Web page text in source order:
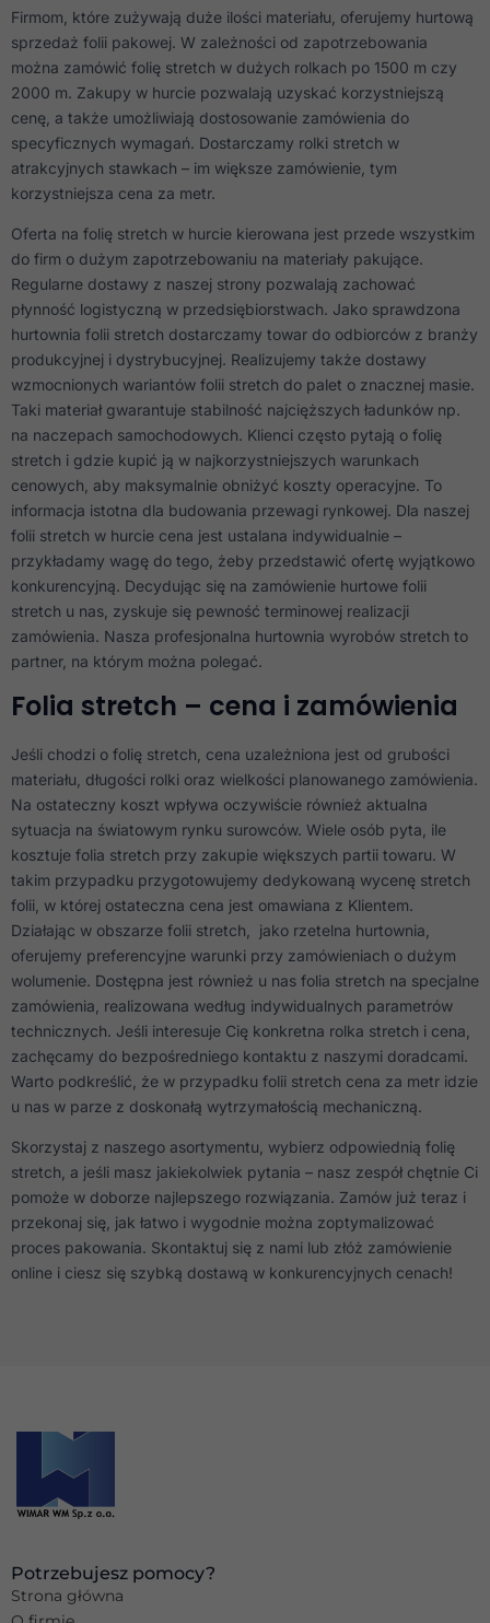
Firmom, które zużywają duże ilości materiału, oferujemy hurtową
sprzedaż folii pakowej. W zależności od zapotrzebowania
można zamówić folię stretch w dużych rolkach po 1500 m czy
2000 m. Zakupy w hurcie pozwalają uzyskać korzystniejszą
cenę, a także umożliwiają dostosowanie zamówienia do
specyficznych wymagań. Dostarczamy rolki stretch w
atrakcyjnych stawkach – im większe zamówienie, tym
korzystniejsza cena za metr.
Oferta na folię stretch w hurcie kierowana jest przede wszystkim
do firm o dużym zapotrzebowaniu na materiały pakujące.
Regularne dostawy z naszej strony pozwalają zachować
płynność logistyczną w przedsiębiorstwach. Jako sprawdzona
hurtownia folii stretch dostarczamy towar do odbiorców z branży
produkcyjnej i dystrybucyjnej. Realizujemy także dostawy
wzmocnionych wariantów folii stretch do palet o znacznej masie.
Taki materiał gwarantuje stabilność najcięższych ładunków np.
na naczepach samochodowych. Klienci często pytają o folię
stretch i gdzie kupić ją w najkorzystniejszych warunkach
cenowych, aby maksymalnie obniżyć koszty operacyjne. To
informacja istotna dla budowania przewagi rynkowej. Dla naszej
folii stretch w hurcie cena jest ustalana indywidualnie –
przykładamy wagę do tego, żeby przedstawić ofertę wyjątkowo
konkurencyjną. Decydując się na zamówienie hurtowe folii
stretch u nas, zyskuje się pewność terminowej realizacji
zamówienia. Nasza profesjonalna hurtownia wyrobów stretch to
partner, na którym można polegać.
Folia stretch – cena i zamówienia
Jeśli chodzi o folię stretch, cena uzależniona jest od grubości
materiału, długości rolki oraz wielkości planowanego zamówienia.
Na ostateczny koszt wpływa oczywiście również aktualna
sytuacja na światowym rynku surowców. Wiele osób pyta, ile
kosztuje folia stretch przy zakupie większych partii towaru. W
takim przypadku przygotowujemy dedykowaną wycenę stretch
folii, w której ostateczna cena jest omawiana z Klientem.
Działając w obszarze folii stretch, jako rzetelna hurtownia,
oferujemy preferencyjne warunki przy zamówieniach o dużym
wolumenie. Dostępna jest również u nas folia stretch na specjalne
zamówienia, realizowana według indywidualnych parametrów
technicznych. Jeśli interesuje Cię konkretna rolka stretch i cena,
zachęcamy do bezpośredniego kontaktu z naszymi doradcami.
Warto podkreślić, że w przypadku folii stretch cena za metr idzie
u nas w parze z doskonałą wytrzymałością mechaniczną.
Skorzystaj z naszego asortymentu, wybierz odpowiednią folię
stretch, a jeśli masz jakiekolwiek pytania – nasz zespół chętnie Ci
pomoże w doborze najlepszego rozwiązania. Zamów już teraz i
przekonaj się, jak łatwo i wygodnie można zoptymalizować
proces pakowania. Skontaktuj się z nami lub złóż zamówienie
online i ciesz się szybką dostawą w konkurencyjnych cenach!
Potrzebujesz pomocy?
Strona główna